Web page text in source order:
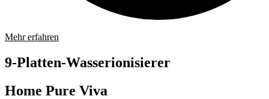
Mehr erfahren
9-Platten-Wasserionisierer
Home Pure Viva